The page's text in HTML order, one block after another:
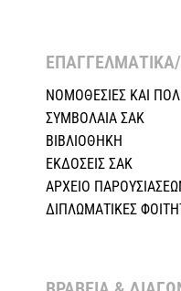
ΕΠΑΓΓΕΛΜΑΤΙΚΑ/
ΝΟΜΟΘΕΣΙΕΣ KAI
ΣΥΜΒΟΛΑΙΑ ΣΑΚ
ΒΙΒΛΙΟΘΗΚΗ
ΕΚΔΟΣΕΙΣ ΣΑΚ
ΑΡΧΕΙΟ
ΔΙΠΛΩΜΑΤΙΚΕΣ